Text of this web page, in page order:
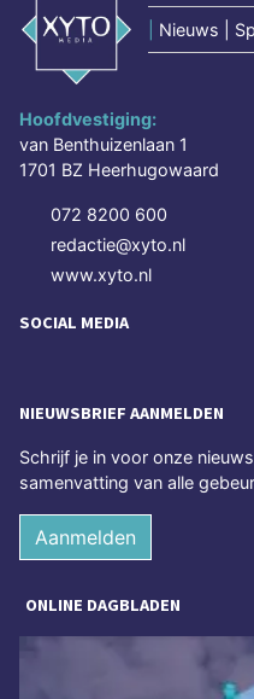
Nieuws |
Hoofdvestiging:
van Benthuizenlaan 1
1701 BZ Heerhugowaard
072 8200 600
redactie@xyto.nl
www.xyto.nl
SOCIAL MEDIA
NIEUWSBRIEF AANMELDEN
Schrijf je in voor onze
samenvatting van alle
Aanmelden
ONLINE DAGBLADEN